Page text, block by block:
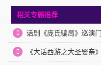
相关专题推荐
话剧《庞氏骗局》巡演
《大话西游之大圣娶亲